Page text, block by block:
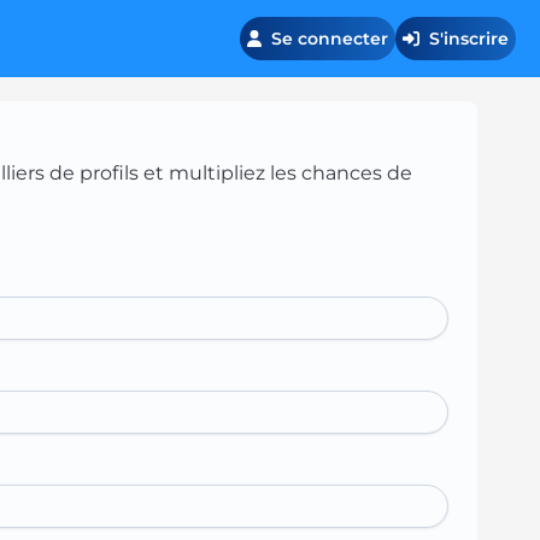
Se connecter S'inscrire
de profils et multipliez les chances de